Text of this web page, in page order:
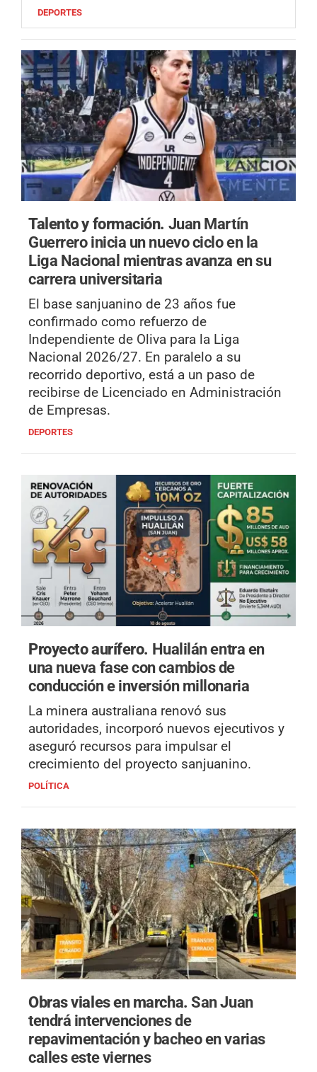
DEPORTES
Talento y formación. Juan Martín
Guerrero inicia un nuevo ciclo en la
Liga Nacional mientras avanza en su
carrera universitaria
El base sanjuanino de 23 años fue
confirmado como refuerzo de
Independiente de Oliva para la Liga
Nacional 2026/27. En paralelo a su
recorrido deportivo, está a un paso de
recibirse de Licenciado en Administración
de Empresas.
DEPORTES
Proyecto aurífero. Hualilán entra en
una nueva fase con cambios de
conducción e inversión millonaria
La minera australiana renovó sus
autoridades, incorporó nuevos ejecutivos y
aseguró recursos para impulsar el
crecimiento del proyecto sanjuanino.
POLÍTICA
Obras viales en marcha.San Juan
tendrá intervenciones de
repavimentación y bacheo en varias
calles este viernes